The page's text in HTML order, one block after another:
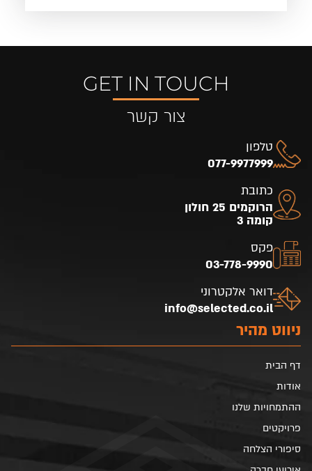
GET IN TOUCH
צור קשר
ניווט מהיר
דף הבית
אודות
ההתמחויות שלנו
פרויקטים
סיפורי הצלחה
טלפון
077-9977999
כתובת
הרוקמים 25 חולון
קומה 3
פקס
03-778-9990
דואר אלקטרוני
info@selected.co.il